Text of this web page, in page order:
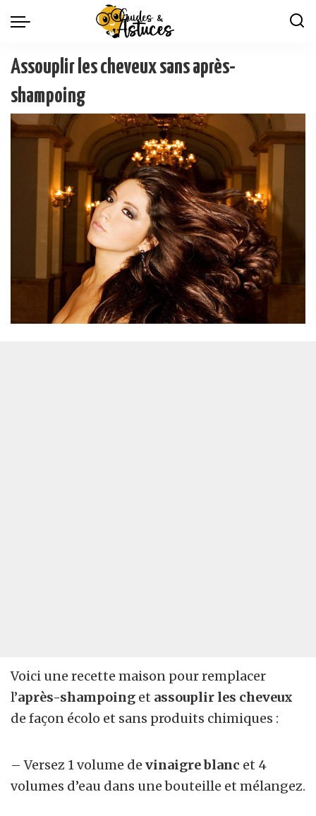
Assouplir les cheveux sans après-
shampoing
Voici une recette maison pour remplacer
l’après-shampoing et assouplir les cheveux
de façon écolo et sans produits chimiques :
– Versez 1 volume de vinaigre blanc et 4
volumes d’eau dans une bouteille et mélangez.